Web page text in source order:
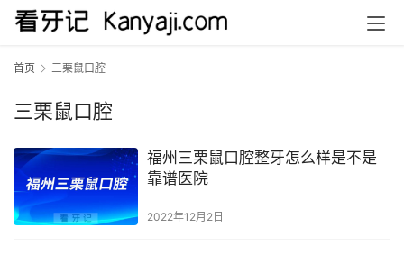
首页 三栗鼠口腔
三栗鼠口腔
福州三栗鼠口腔整牙怎么样是不是
靠谱医院
2022年12月2日